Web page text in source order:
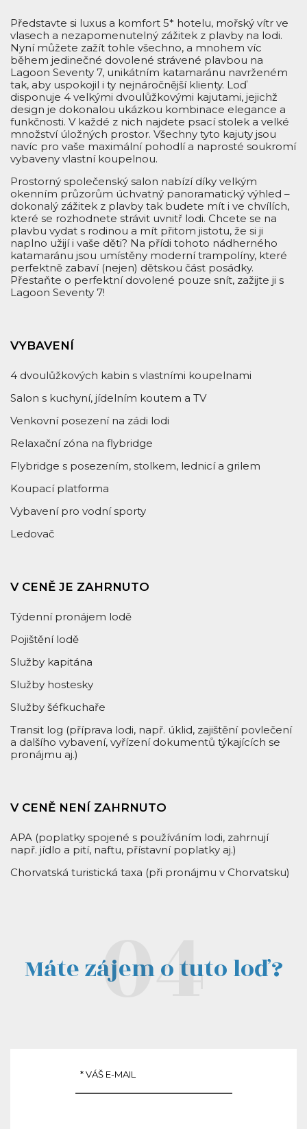
Představte si luxus a komfort 5* hotelu, mořský vítr ve
vlasech a nezapomenutelný zážitek z plavby na lodi.
Nyní můžete zažít tohle všechno, a mnohem víc
během jedinečné dovolené strávené plavbou na
Lagoon Seventy 7, unikátním katamaránu navrženém
tak, aby uspokojil i ty nejnáročnější klienty. Loď
disponuje 4 velkými dvoulůžkovými kajutami, jejichž
design je dokonalou ukázkou kombinace elegance a
funkčnosti. V každé z nich najdete psací stolek a velké
množství úložných prostor. Všechny tyto kajuty jsou
navíc pro vaše maximální pohodlí a naprosté soukromí
vybaveny vlastní koupelnou.
Prostorný společenský salon nabízí díky velkým
okenním průzorům úchvatný panoramatický výhled –
dokonalý zážitek z plavby tak budete mít i ve chvílích,
které se rozhodnete strávit uvnitř lodi. Chcete se na
plavbu vydat s rodinou a mít přitom jistotu, že si ji
naplno užijí i vaše děti? Na přídi tohoto nádherného
katamaránu jsou umístěny moderní trampolíny, které
perfektně zabaví (nejen) dětskou část posádky.
Přestaňte o perfektní dovolené pouze snít, zažijte ji s
Lagoon Seventy 7!
VYBAVENÍ
4 dvoulůžkových kabin s vlastními koupelnami
Salon s kuchyní, jídelním koutem a TV
Venkovní posezení na zádi lodi
Relaxační zóna na flybridge
Flybridge s posezením, stolkem, lednicí a grilem
Koupací platforma
Vybavení pro vodní sporty
Ledovač
V CENĚ JE ZAHRNUTO
Týdenní pronájem lodě
Pojištění lodě
Služby kapitána
Služby hostesky
Služby šéfkuchaře
Transit log (příprava lodi, např. úklid, zajištění povlečení
a dalšího vybavení, vyřízení dokumentů týkajících se
pronájmu aj.)
V CENĚ NENÍ ZAHRNUTO
APA (poplatky spojené s používáním lodi, zahrnují
např. jídlo a pití, naftu, přístavní poplatky aj.)
Chorvatská turistická taxa (při pronájmu v Chorvatsku)
Máte zájem o tuto loď?